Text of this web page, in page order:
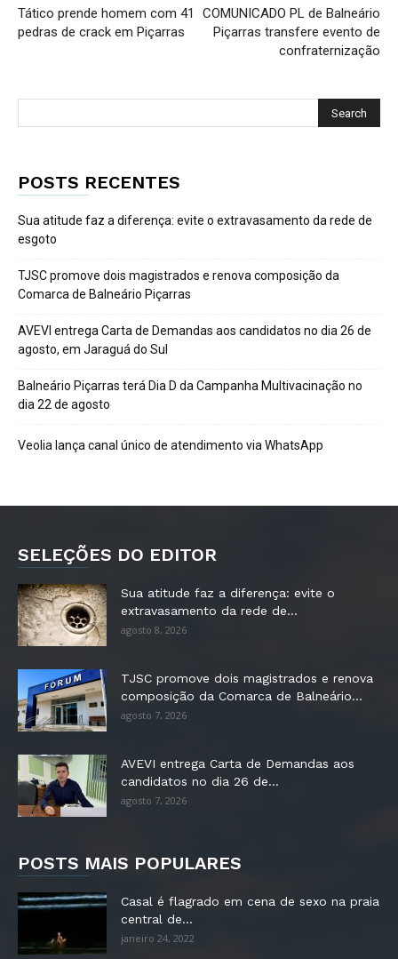
Tático prende homem com 41
pedras de crack em Piçarras
COMUNICADO PL de Balneário
Piçarras transfere evento de
confraternização
POSTS RECENTES
Sua atitude faz a diferença: evite o extravasamento da rede de
esgoto
TJSC promove dois magistrados e renova composição da
Comarca de Balneário Piçarras
AVEVI entrega Carta de Demandas aos candidatos no dia 26 de
agosto, em Jaraguá do Sul
Balneário Piçarras terá Dia D da Campanha Multivacinação no
dia 22 de agosto
Veolia lança canal único de atendimento via WhatsApp
SELEÇÕES DO EDITOR
Sua atitude faz a diferença: evite o
extravasamento da rede de...
agosto 8, 2026
TJSC promove dois magistrados e renova
composição da Comarca de Balneário...
agosto 7, 2026
AVEVI entrega Carta de Demandas aos
candidatos no dia 26 de...
agosto 7, 2026
POSTS MAIS POPULARES
Casal é flagrado em cena de sexo na praia
central de...
janeiro 24, 2022